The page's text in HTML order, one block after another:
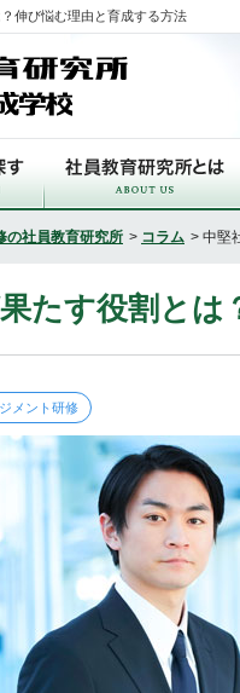
伸び悩む理由と育成する方法
の社員教育研究所 > コラム > 中堅
たす役割と
メント研修